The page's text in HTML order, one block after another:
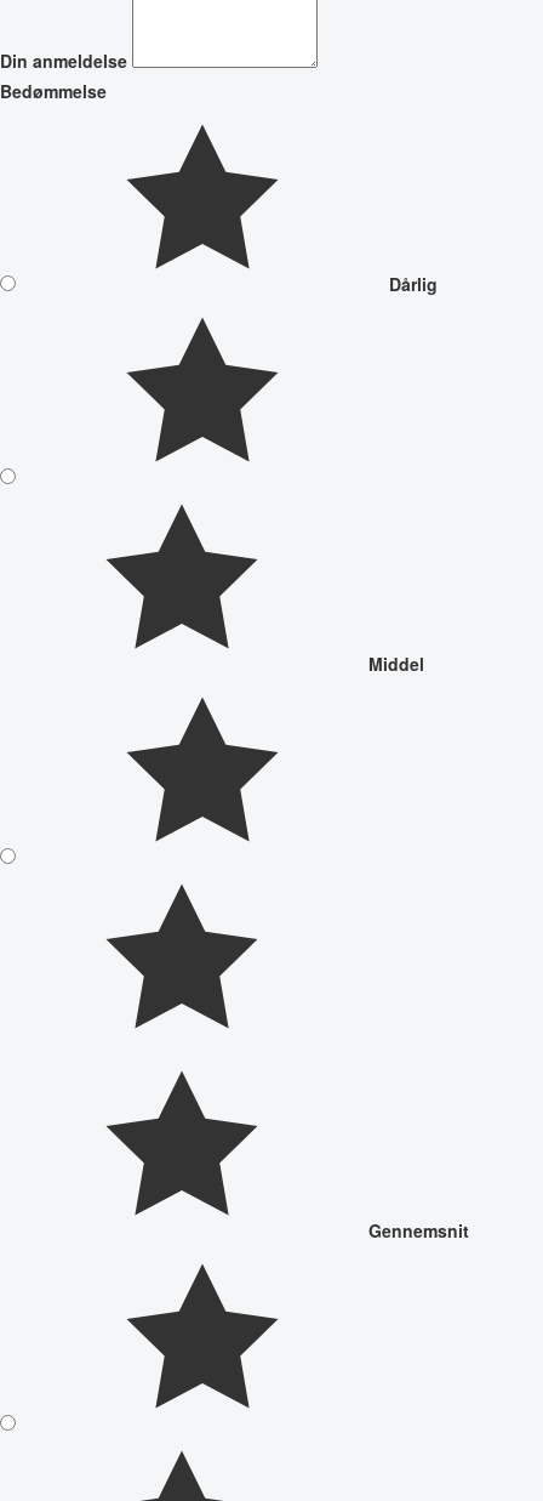
Din anmeldelse
Bedømmelse
Dårlig
Middel
Gennemsnit